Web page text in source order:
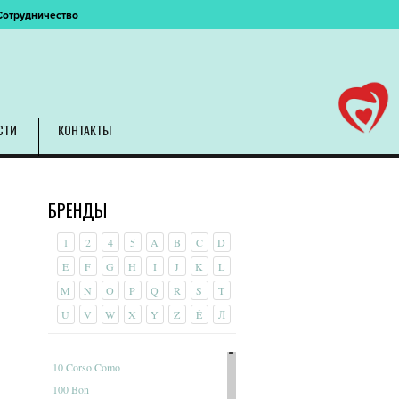
КОНТАКТЫ
БРЕНДЫ
1 2 4 5 A B C
D
E
F G H I J K
L
M
N O P Q R S
T
U
V W X Y Z É Л
10 Corso Como
100 Bon